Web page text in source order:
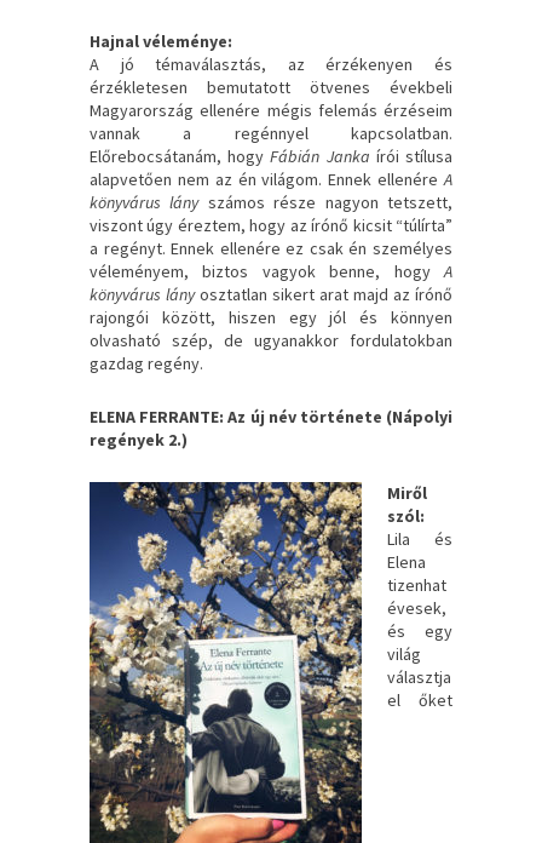
Hajnal véleménye:
A jó témaválasztás, az érzékenyen és
érzékletesen bemutatott ötvenes évekbeli
Magyarország ellenére mégis felemás érzéseim
vannak a regénnyel kapcsolatban.
Előrebocsátanám, hogyFábián Janka írói stílusa
alapvetően nem az én világom. Ennek ellenére A
könyvárus lány számos része nagyon tetszett,
viszont úgy éreztem, hogy az írónő kicsit “túlírta”
a regényt. Ennek ellenére ez csak én személyes
véleményem, biztos vagyok benne, hogy A
könyvárus lányosztatlan sikert arat majd az írónő
rajongói között, hiszen egy jól és könnyen
olvasható szép, de ugyanakkor fordulatokban
gazdag regény.
ELENA FERRANTE: Az új név története (Nápolyi
regények 2.)
Miről
szól:
Lila ​és
Elena
tizenhat
évesek,
és egy
világ
választja
el őket